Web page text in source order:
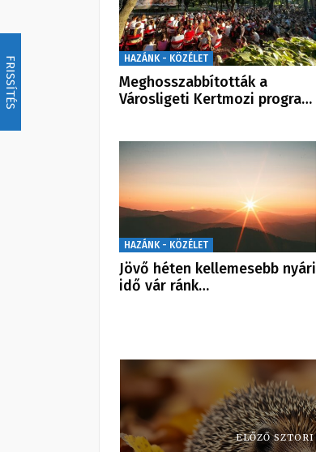
FRISSÍTÉS HAZÁNK - KÖZÉLET
Meghosszabbították a
Városligeti Kertmozi progra…
HAZÁNK - KÖZÉLET
Jövő héten kellemesebb nyári
idő vár ránk…
ELŐZŐ SZTORI